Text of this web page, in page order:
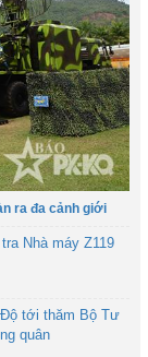
ra đa cảnh giới
Nhà máy Z119
tới thăm Bộ Tư
quân